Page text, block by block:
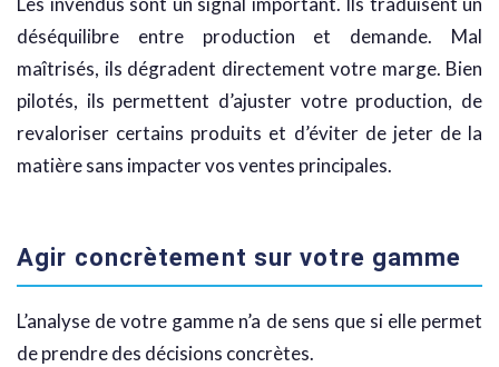
déséquilibre entre production et demande. Mal
maîtrisés, ils dégradent directement votre marge. Bien
pilotés, ils permettent d’ajuster votre production, de
revaloriser certains produits et d’éviter de jeter de la
matière sans impacter vos ventes principales.
Agir concrètement sur votre gamme
L’analyse de votre gamme n’a de sens que si elle permet
de prendre des décisions concrètes.